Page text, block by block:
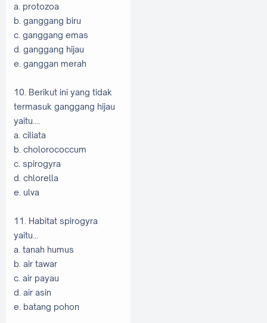
a. protozoa
b. ganggang biru
c. ganggang emas
d. ganggang hijau
e. ganggan merah
10. Berikut ini yang tidak
termasuk ganggang hijau
yaitu....
a. ciliata
b. cholorococcum
c. spirogyra
d. chlorella
e. ulva
11. Habitat spirogyra
yaitu...
a. tanah humus
b. air tawar
c. air payau
d. air asin
e. batang pohon